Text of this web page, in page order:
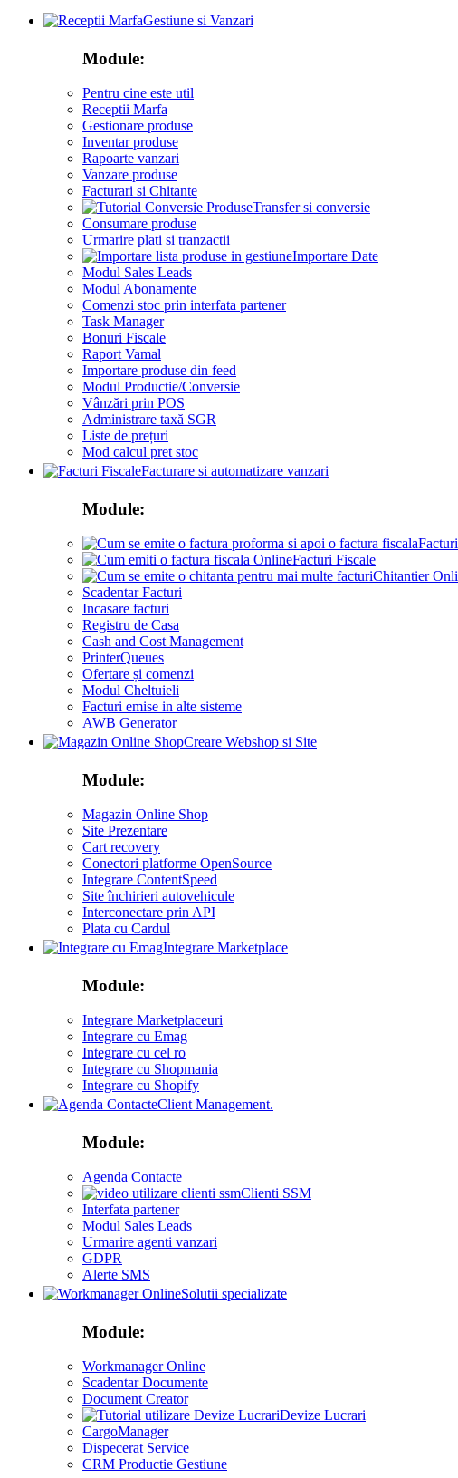
Gestiune si Vanzari
Module:
Pentru cine este util
Receptii Marfa
Gestionare produse
Inventar produse
Rapoarte vanzari
Vanzare produse
Facturari si Chitante
Transfer si conversie
Consumare produse
Urmarire plati si tranzactii
Importare Date
Modul Sales Leads
Modul Abonamente
Comenzi stoc prin interfata partener
Task Manager
Bonuri Fiscale
Raport Vamal
Importare produse din feed
Modul Productie/Conversie
Vânzări prin POS
Administrare taxă SGR
Liste de prețuri
Mod calcul pret stoc
Facturare si automatizare vanzari
Module:
Facturi Fiscale
Chitantier
Scadentar Facturi
Incasare facturi
Registru de Casa
Cash and Cost Management
PrinterQueues
Ofertare și comenzi
Modul Cheltuieli
Facturi emise in alte sisteme
AWB Generator
Creare Webshop si Site
Module:
Magazin Online Shop
Site Prezentare
Cart recovery
Conectori platforme OpenSource
Integrare ContentSpeed
Site închirieri autovehicule
Interconectare prin API
Plata cu Cardul
Integrare Marketplace
Module:
Integrare Marketplaceuri
Integrare cu Emag
Integrare cu cel ro
Integrare cu Shopmania
Integrare cu Shopify
Client Management.
Module:
Agenda Contacte
Clienti SSM
Interfata partener
Modul Sales Leads
Urmarire agenti vanzari
GDPR
Alerte SMS
Solutii specializate
Module:
Workmanager Online
Scadentar Documente
Document Creator
Devize Lucrari
CargoManager
Dispecerat Service
CRM Productie Gestiune